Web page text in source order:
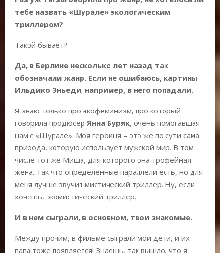
тебе назвать «Шурале» экологическим
триллером?
Такой бывает?
Да, в Берлине несколько лет назад так
обозначали жанр. Если не ошибаюсь, картины
Ильдико Эньеди, например, в него попадали.
Я знаю только про экофеминизм, про который
говорила продюсер Янна Буряк, очень помогавшая
нам с «Шурале». Моя героиня – это же по сути сама
природа, которую использует мужской мир. В том
числе тот же Миша, для которого она трофейная
жена. Так что определенные параллели есть, но для
меня лучше звучит мистический триллер. Ну, если
хочешь, экомистический триллер.
И в нем сыграли, в основном, твои знакомые.
Между прочим, в фильме сыграли мои дети, и их
папа тоже появляется! Знаешь, так вышло, что я